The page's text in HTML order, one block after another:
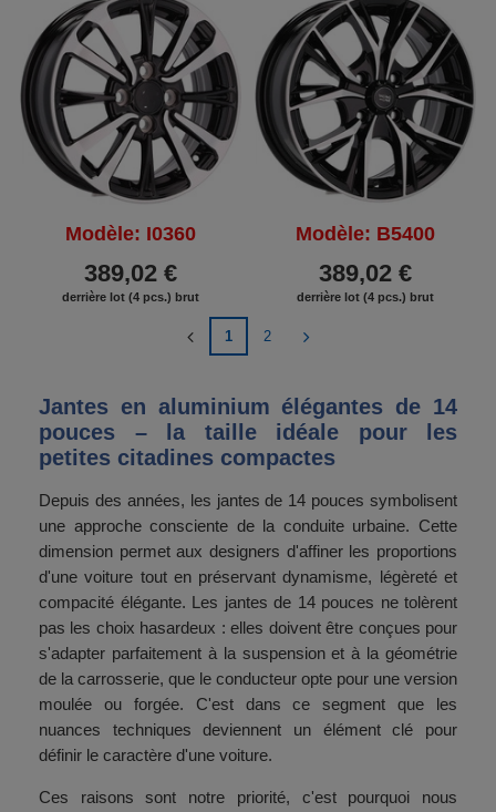
Modèle: I0360
389,02 €
derrière lot (4 pcs.) brut
Modèle: B5400
389,02 €
derrière lot (4 pcs.) brut
1 2
Jantes en aluminium élégantes de 14
pouces – la taille idéale pour les
petites citadines compactes
Depuis des années, les jantes de 14 pouces symbolisent
une approche consciente de la conduite urbaine. Cette
dimension permet aux designers d'affiner les proportions
d'une voiture tout en préservant dynamisme, légèreté et
compacité élégante. Les jantes de 14 pouces ne tolèrent
pas les choix hasardeux : elles doivent être conçues pour
s'adapter parfaitement à la suspension et à la géométrie
de la carrosserie, que le conducteur opte pour une version
moulée ou forgée. C'est dans ce segment que les
nuances techniques deviennent un élément clé pour
définir le caractère d'une voiture.
Ces raisons sont notre priorité, c'est pourquoi nous